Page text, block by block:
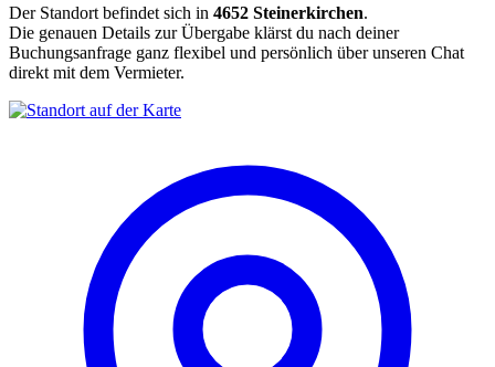
Der Standort befindet sich in 4652 Steinerkirchen.
Die genauen Details zur Übergabe klärst du nach deiner
Buchungsanfrage ganz flexibel und persönlich über unseren Chat
direkt mit dem Vermieter.